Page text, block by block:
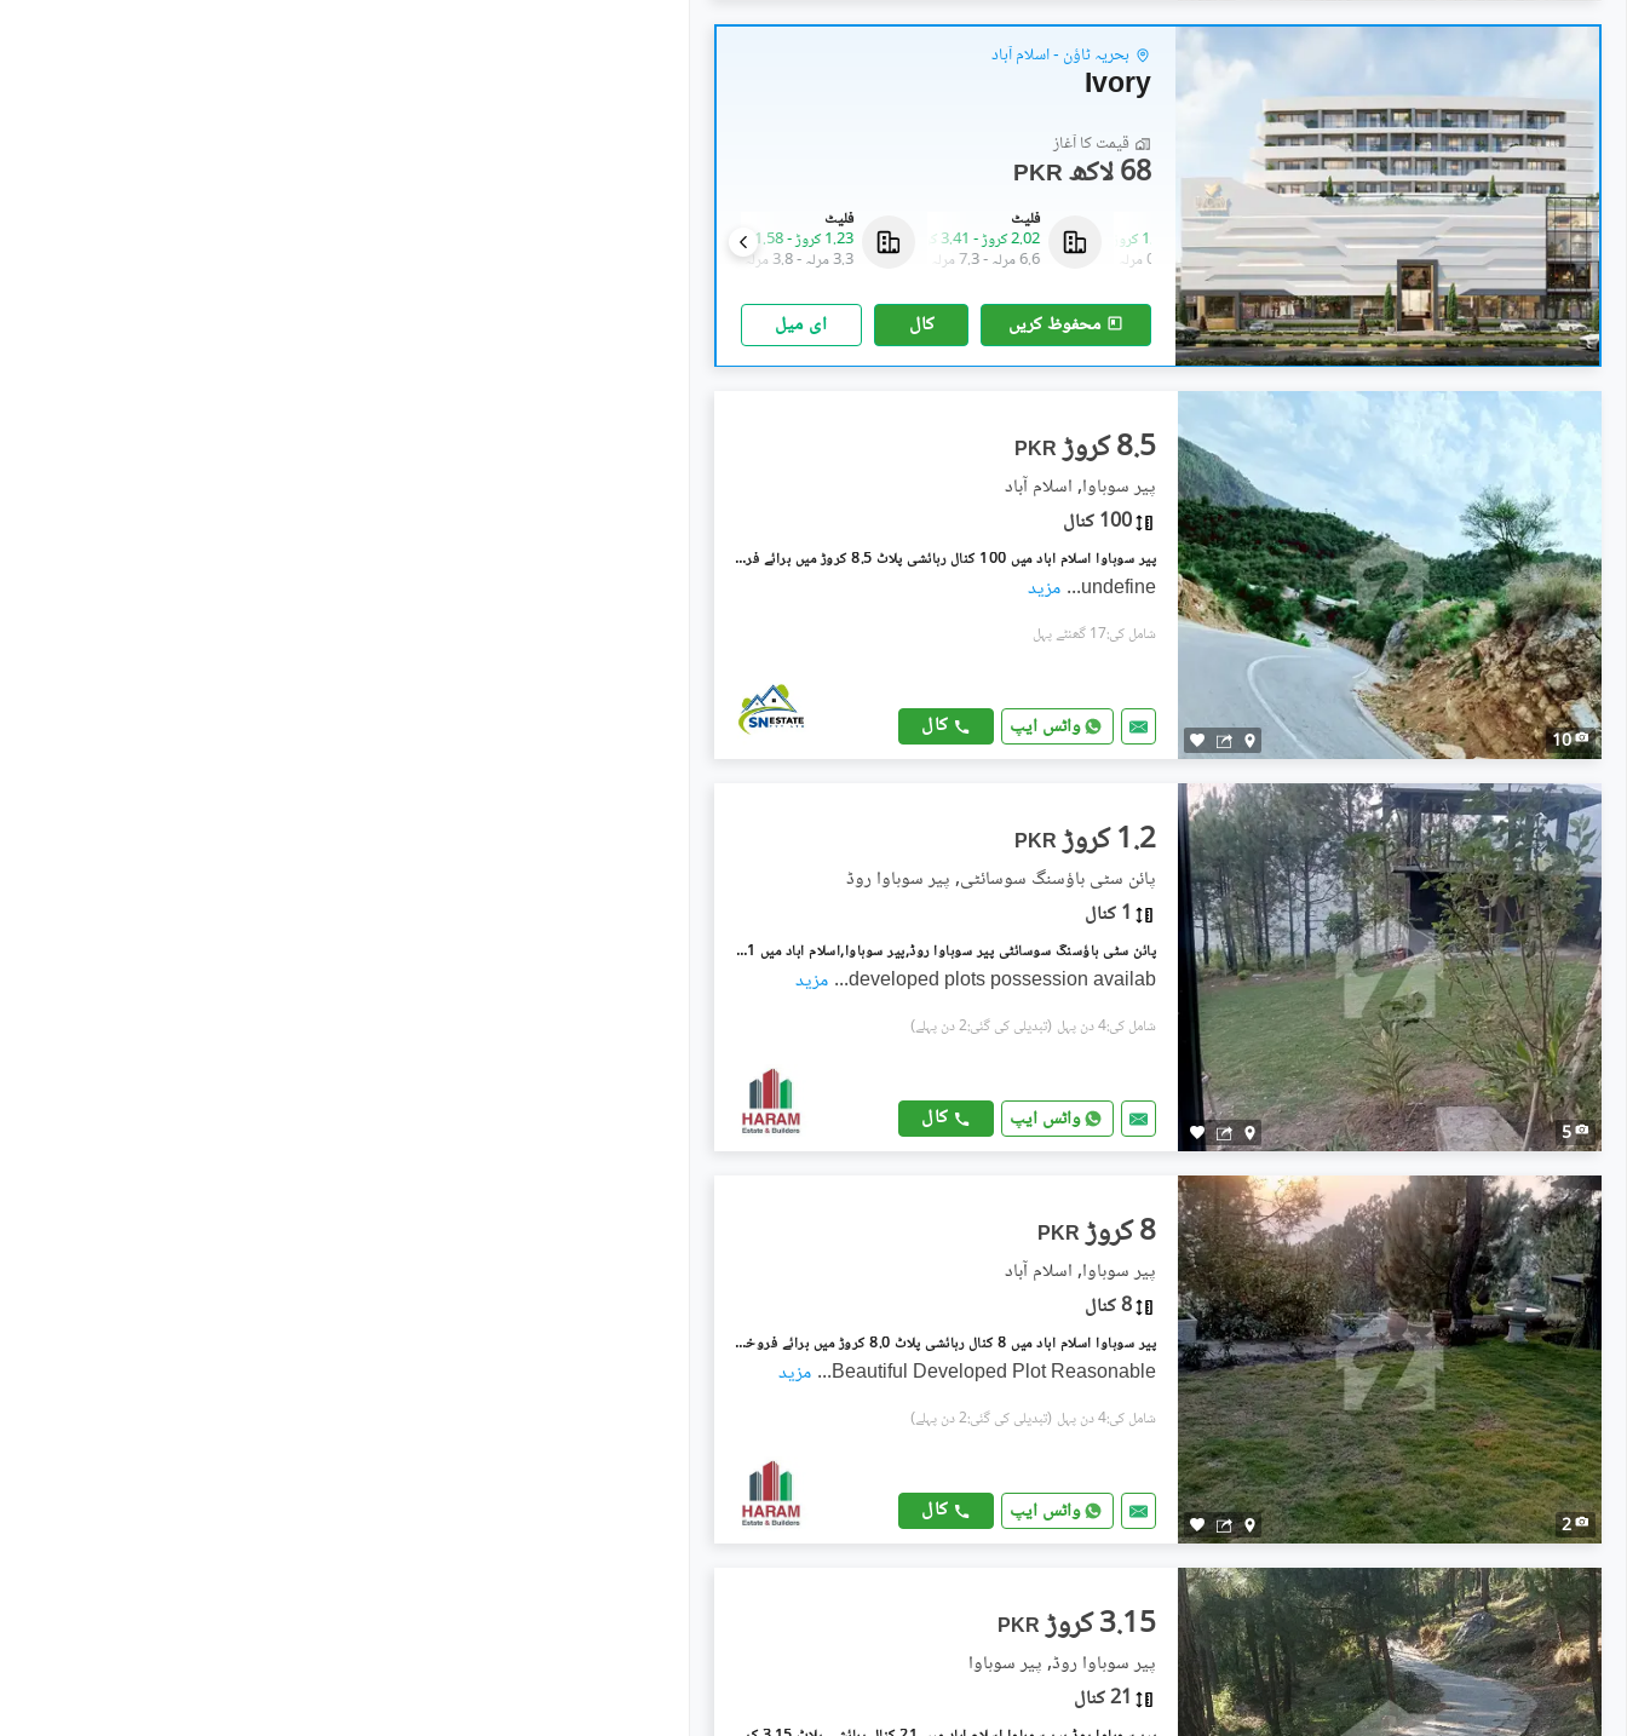
بحریہ ٹاؤن - اسلام آباد
Ivory
قیمت کا آغاز
PKR 68 لاکھ
فلیٹ
1.23 کروڑ
-1.58 کروڑ
3.3 مرلہ
-3.8 مرلہ
فلیٹ
2.02 کروڑ
- 3.41 کروڑ
6.6 مرلہ
-7.3 مرلہ
دکانات
68 لاکھ
-
1.05 کروڑ
0.2 مرلہ
- 0.3 مرلہ
محفوظ کریں کال ای میل
10
PKR 8.5 کروڑ
پیر سوہاوا, اسلام آباد
100 کنال
پیر سوہاوا اسلام آباد میں 100 کنال رہائشی پلاٹ 8.5 کروڑ میں برائے فروخت۔
undefine
... مزید
شامل کی:17 گھنٹے پہل
واٹس ایپ کال
5
PKR 1.2 کروڑ
پائن سٹی ہاؤسنگ سوسائٹی, پیر سوہاوا روڈ
1 کنال
پائن سٹی ہاؤسنگ سوسائٹی پیر سوہاوا روڈ,پیر سوہاوا,اسلام آباد میں 1 کنال رہائشی پلاٹ 1.2 کروڑ میں برائے فروخت۔
developed plots possession availab
... مزید
شامل کی:4 دن پہل (تبدیلی کی گئی:2 دن پہلے)
واٹس ایپ کال
2
PKR 8 کروڑ
پیر سوہاوا, اسلام آباد
8 کنال
پیر سوہاوا اسلام آباد میں 8 کنال رہائشی پلاٹ 8.0 کروڑ میں برائے فروخت۔
Beautiful Developed Plot Reasonable
... مزید
شامل کی:4 دن پہل (تبدیلی کی گئی:2 دن پہلے)
واٹس ایپ کال
PKR 3.15 کروڑ
پیر سوہاوا روڈ, پیر سوہاوا
21 کنال